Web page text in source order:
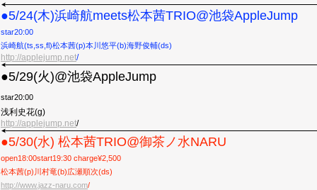
●5/24(木)浜崎航meets松本茜TRIO@池袋AppleJump
star20:00
浜崎航(ts,ss,fl)松本茜(p)本川悠平(b)海野俊輔(ds)
http://applejump.net/
●5/29(火)@池袋AppleJump
star20:00
浅利史花(g)
http://applejump.net/
●5/30(水) 松本茜TRIO@御茶ノ水NARU
open18:00start19:30 charge¥2,500
松本茜(p)川村竜(b)広瀬順次(ds)
http://www.jazz-naru.com/